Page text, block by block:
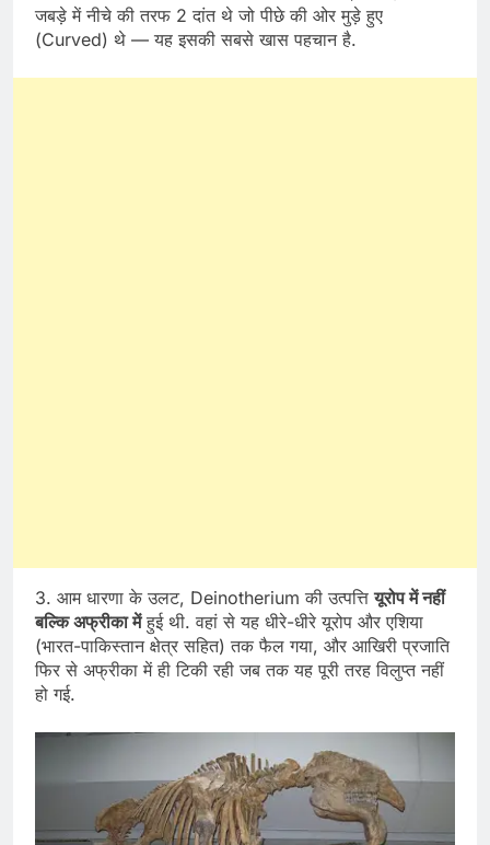
जबड़े में नीचे की तरफ 2 दांत थे जो पीछे की ओर मुड़े हुए
(Curved) थे — यह इसकी सबसे खास पहचान है.
3. आम धारणा के उलट, Deinotherium की उत्पत्तियूरोप में नहीं
बल्कि अफ्रीका मेंहुई थी. वहां से यह धीरे-धीरे यूरोप और एशिया
(भारत-पाकिस्तान क्षेत्र सहित) तक फैल गया, और आखिरी प्रजाति
फिर से अफ्रीका में ही टिकी रही जब तक यह पूरी तरह विलुप्त नहीं
हो गई.